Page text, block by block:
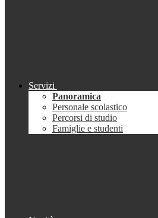
Servizi
Panoramica
Personale scolastico
Percorsi di studio
Famiglie e studenti